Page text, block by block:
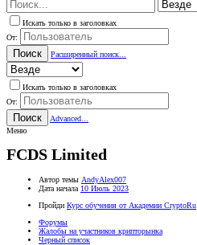
Искать только в заголовках
От:
Поиск Расширенный поиск...
Искать только в заголовках
От:
Поиск
Advanced...
Меню
FCDS Limited
Автор темы AndyAlex007
Дата начала 10 Июль 2023
Пройди Курс обучения от Академии CryptoRu
Форумы
Жалобы на участников крипторынка
Черный список